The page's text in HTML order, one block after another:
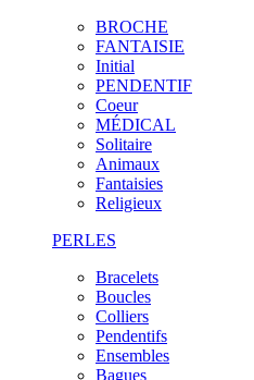
BROCHE
FANTAISIE
Initial
PENDENTIF
Coeur
MÉDICAL
Solitaire
Animaux
Fantaisies
Religieux
PERLES
Bracelets
Boucles
Colliers
Pendentifs
Ensembles
Bagues